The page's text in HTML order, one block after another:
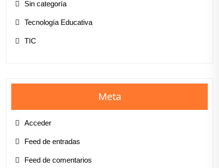
Sin categoría
Tecnología Educativa
TIC
Meta
Acceder
Feed de entradas
Feed de comentarios